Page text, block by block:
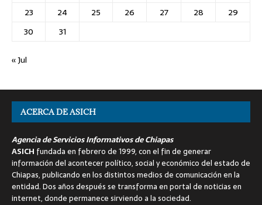
23
24 25 26 27 28
29
30
31
« Jul
ACERCA DE ASICH
Agencia de Servicios Informativos de Chiapas
ASICH fundada en febrero de 1999, con el fin de generar
información del acontecer político, social y económico del estado de
Chiapas, publicando en los distintos medios de comunicación en la
entidad. Dos años después se transforma en portal de noticias en
internet, donde permanece sirviendo a la sociedad.